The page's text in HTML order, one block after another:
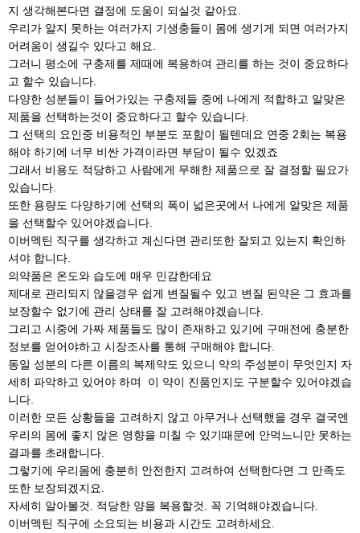
지 생각해본다면 결정에 도움이 되실것 같아요.
우리가 알지 못하는 여러가지 기생충들이 몸에 생기게 되면 여러가지
어려움이 생길수 있다고 해요.
그러니 평소에 구충제를 제때에 복용하여 관리를 하는 것이 중요하다
고 할수 있습니다.
다양한 성분들이 들어가있는 구충제들 중에 나에게 적합하고 알맞은
제품을 선택하는것이 중요하다고 할수 있습니다.
그 선택의 요인중 비용적인 부분도 포함이 될텐데요 연중 2회는 복용
해야 하기에 너무 비싼 가격이라면 부담이 될수 있겠죠
그래서 비용도 적당하고 사람에게 무해한 제품으로 잘 결정할 필요가
있습니다.
또한 용량도 다양하기에 선택의 폭이 넓은곳에서 나에게 알맞은 제품
을 선택할수 있어야겠습니다.
이버멕틴 직구를 생각하고 계신다면 관리또한 잘되고 있는지 확인하
셔야 합니다.
의약품은 온도와 습도에 매우 민감한데요
제대로 관리되지 않을경우 쉽게 변질될수 있고 변질 된약은 그 효과를
보장할수 없기에 관리 상태를 잘 고려해야겠습니다.
그리고 시중에 가짜 제품들도 많이 존재하고 있기에 구매전에 충분한
정보를 얻어야하고 시장조사를 통해 구매해야 합니다.
동일 성분의 다른 이름의 복제약도 있으니 약의 주성분이 무엇인지 자
세히 파악하고 있어야 하며 이 약이 진품인지도 구분할수 있어야겠습
니다.
이러한 모든 상황들을 고려하지 않고 아무거나 선택했을 경우 결국엔
우리의 몸에 좋지 않은 영향을 미칠 수 있기때문에 안먹느니만 못하는
결과를 초래합니다.
그렇기에 우리몸에 충분히 안전한지 고려하여 선택한다면 그 만족도
또한 보장되겠지요.
자세히 알아볼것. 적당한 양을 복용할것. 꼭 기억해야겠습니다.
이버멕틴 직구에 소요되는 비용과 시간도 고려하세요.